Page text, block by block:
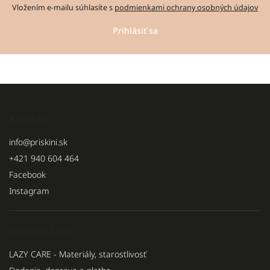
Vložením e-mailu súhlasíte s podmienkami ochrany osobných údajov
Prihlásiť sa
info@priskini.sk
+421 940 604 464
Facebook
Instagram
LAZY CARE - Materiály, starostlivosť